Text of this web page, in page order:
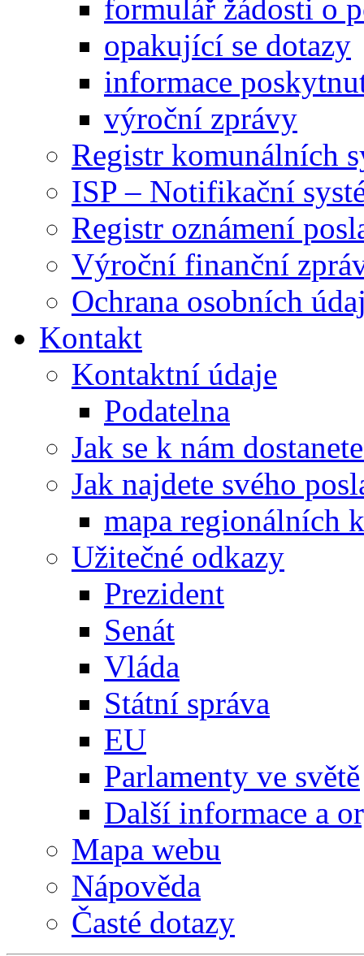
formulář žádosti o
opakující se dotazy
informace
výroční zprávy
Registr komunálních
ISP – Notifikační
Registr oznámení
Výroční finanční
Ochrana osobních
Kontakt
Kontaktní údaje
Podatelna
Jak se k nám
Jak najdete svého
mapa regionálních
Užitečné odkazy
Prezident
Senát
Vláda
Státní správa
EU
Parlamenty ve světě
Další informace a
Mapa webu
Nápověda
Časté dotazy